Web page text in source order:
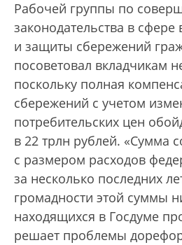
Рабочей группы по
законодательства в сфере
и защиты сбережений
посоветовал вкладчикам
поскольку полная
сбережений с учетом
потребительских цен
в 22 трлн руб­лей. «Сумма
с размером расходов
за несколько последних
громадности этой суммы
находящихся в Госдуме
решает проблемы